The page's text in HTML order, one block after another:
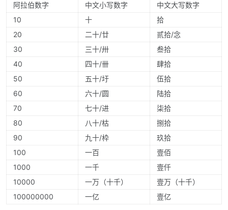
阿拉伯数字 中文小写数字
中文大写数字
10
十
拾
20
二十/廿
贰拾/念
30
三十/卅
叁拾
40
四十/卌
肆拾
50
五十/圩
伍拾
60
六十/圆
陆拾
70
七十/进
柒拾
80
八十/枯
捌拾
90
九十/枠
玖拾
100
一百
壹佰
1000
一千
壹仟
10000
一万（十千）
壹万（十千）
100000000
一亿 壹亿